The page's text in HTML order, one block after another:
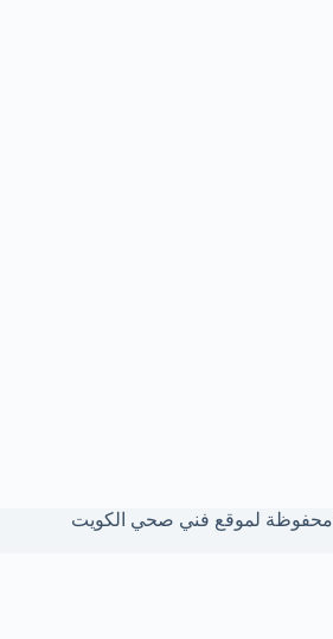
حقوق النشر © لعام 2026 محفوظة لموقع فني صحي الكويت